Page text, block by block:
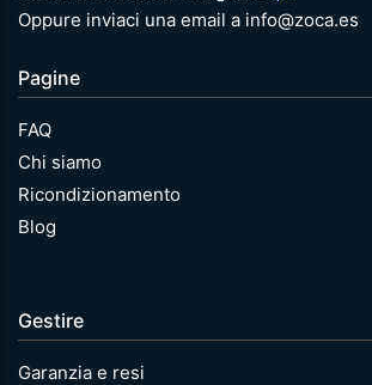
Oppure inviaci una email a info@zoca.es
Pagine
FAQ
Chi siamo
Ricondizionamento
Blog
Gestire
Garanzia e resi